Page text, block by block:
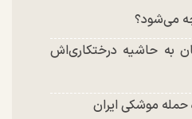
می‌شود؟
به حاشیه درختکاری‌اش
حمله موشکی ایران